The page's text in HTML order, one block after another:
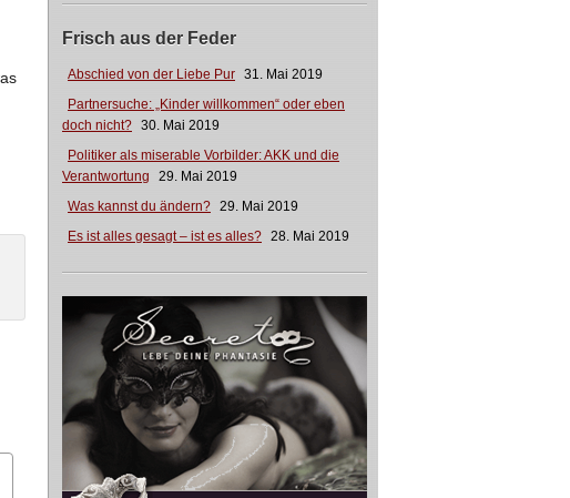
Frisch aus der Feder
Abschied von der Liebe Pur 31. Mai 2019
Partnersuche: „Kinder willkommen“ oder eben
doch nicht? 30. Mai 2019
Politiker als miserable Vorbilder: AKK und die
Verantwortung
29. Mai 2019
Was kannst du ändern? 29. Mai 2019
Es ist alles gesagt – ist es alles? 28. Mai 2019